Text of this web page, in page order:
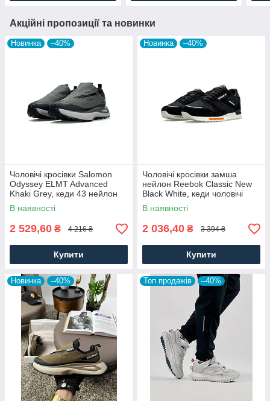
Акційні пропозиції та новинки
Новинка –40%
Чоловічі кросівки Salomon
Odyssey ELMT Advanced
Khaki Grey, кеди 43 нейлон
текстиль, Чоловіче взуття
В наявності
2 529,60 ₴ 4 216 ₴
Купити
Новинка –40%
Чоловічі кросівки замша
нейлон Reebok Classic New
Black White, кеди чоловічі
Рибок чорні. Чоловіче взуття
В наявності
2 036,40 ₴ 3 394 ₴
Купити
Новинка –40% Топ продажів –40%